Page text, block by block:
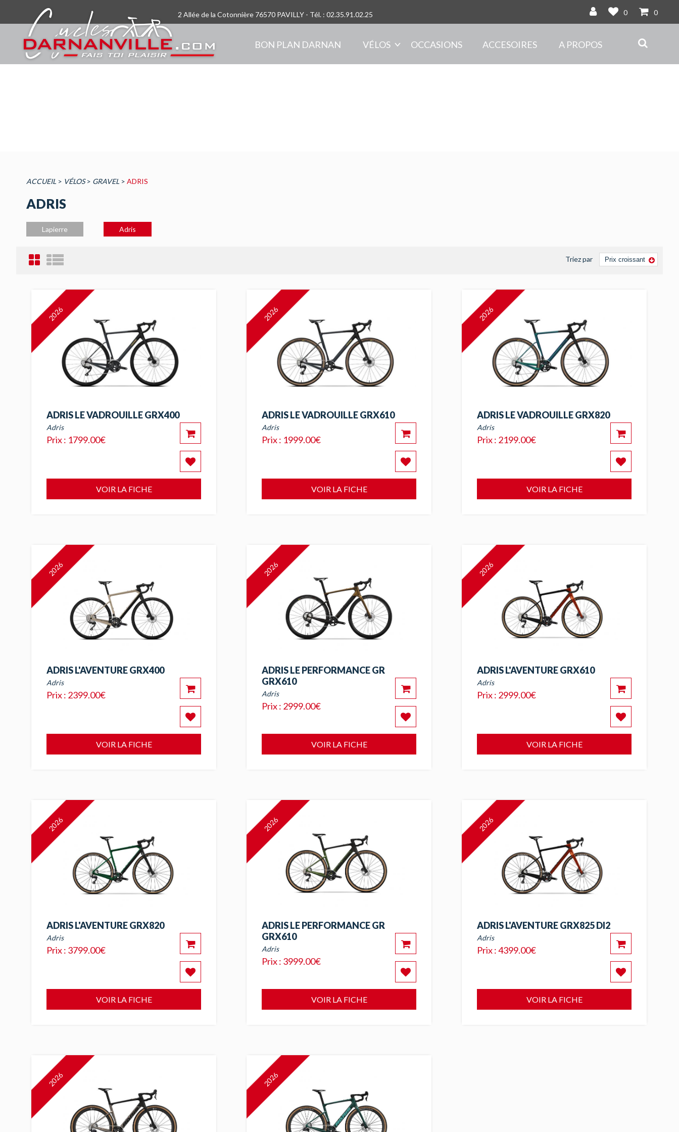
2 Allée de la Cotonnière 76570 PAVILLY - Tél. : 02.35.91.02.25 0 0
BON PLAN DARNAN VÉLOS OCCASIONS ACCESOIRES A PROPOS
ACCUEIL > VÉLOS> GRAVEL > ADRIS
ADRIS
Lapierre Adris
Triez par
ADRIS LE VADROUILLE GRX400
Adris
Prix : 1799.00€
2026
VOIR LA FICHE
ADRIS LE VADROUILLE GRX610
Adris
Prix : 1999.00€
2026
VOIR LA FICHE
ADRIS LE VADROUILLE GRX820
Adris
Prix : 2199.00€
2026
VOIR LA FICHE
ADRIS L'AVENTURE GRX400
Adris
Prix : 2399.00€
2026
VOIR LA FICHE
ADRIS LE PERFORMANCE GR
GRX610
Adris
Prix : 2999.00€
2026
VOIR LA FICHE
ADRIS L'AVENTURE GRX610
Adris
Prix : 2999.00€
2026
VOIR LA FICHE
ADRIS L'AVENTURE GRX820
Adris
Prix : 3799.00€
2026
VOIR LA FICHE
ADRIS LE PERFORMANCE GR
GRX610
Adris
Prix : 3999.00€
2026
VOIR LA FICHE
ADRIS L'AVENTURE GRX825 DI2
Adris
Prix : 4399.00€
2026
VOIR LA FICHE
2026 2026